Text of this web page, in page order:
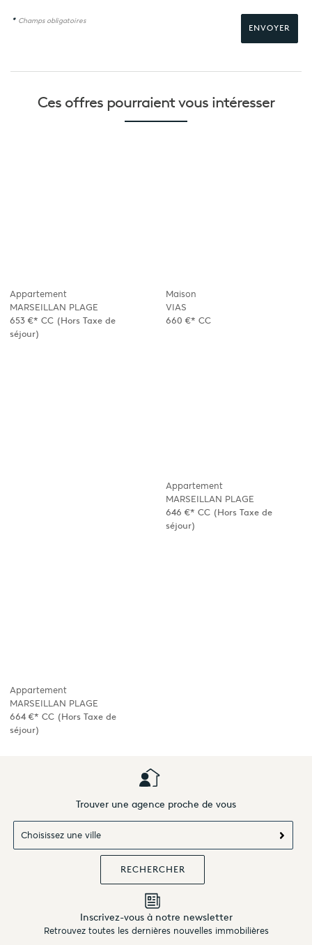
* Champs obligatoires
Ces offres pourraientvous intéresser
Appartement
MARSEILLAN PLAGE
653 €* CC(Hors Taxe de
séjour)
Maison
VIAS
660 €* CC
Appartement
MARSEILLAN PLAGE
646 €* CC(Hors Taxe de
séjour)
Appartement
MARSEILLAN PLAGE
664 €* CC(Hors Taxe de
séjour)
Trouver une agence proche de vous
Choisissez une ville
Inscrivez-vous à notre newsletter
Retrouvez toutes les dernières nouvelles immobilières